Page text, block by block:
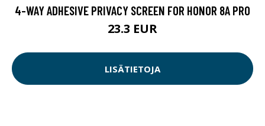
4-WAY ADHESIVE PRIVACY SCREEN FOR HONOR 8A PRO
23.3 EUR
LISÄTIETOJA